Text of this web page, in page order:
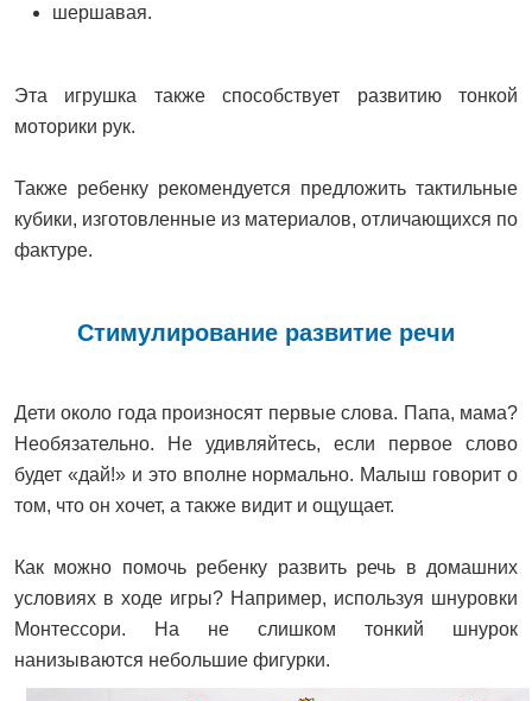
шершавая.
Эта игрушка также способствует развитию тонкой
моторики рук.
Также ребенку рекомендуется предложить тактильные
кубики, изготовленные из материалов, отличающихся по
фактуре.
Стимулирование развитие речи
Дети около года произносят первые слова. Папа, мама?
Необязательно. Не удивляйтесь, если первое слово
будет «дай!» и это вполне нормально. Малыш говорит о
том, что он хочет, а также видит и ощущает.
Как можно помочь ребенку развить речь в домашних
условиях в ходе игры? Например, используя шнуровки
Монтессори. На не слишком тонкий шнурок
нанизываются небольшие фигурки.